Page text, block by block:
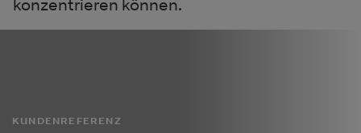
konzentrieren können.
KUNDENREFERENZ